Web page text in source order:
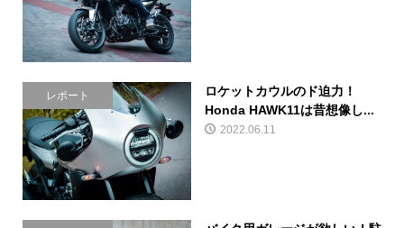
レポート
ロケットカウルのド迫力！
Honda HAWK11は昔想像し...
2022.06.11